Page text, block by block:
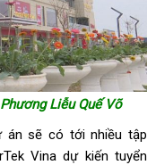
Liễu Quế Võ
án sẽ có tới nhiều tập
Vina dự kiến tuyển